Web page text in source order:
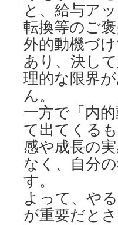
と、給与ア
転換等のご
外的動機づ
あり、決し
理的な限界
ん。
一方で「内
て出てくる
感や成長の
なく、自分
す。
よって、や
が重要だと